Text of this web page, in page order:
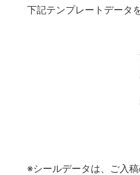
下記テンプレートデータ
※シールデータは、ご入